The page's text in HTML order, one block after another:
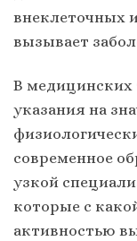
внеклеточных
вызывает
В медицинских
указания на
современное
узкой
которые с
активностью